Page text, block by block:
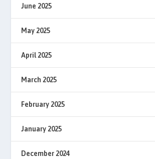
June 2025
May 2025
April 2025
March 2025
February 2025
January 2025
December 2024